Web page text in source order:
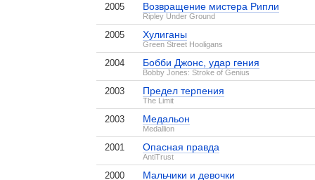
2005 Возвращение мистера Рипли
Ripley Under Ground
2005 Хулиганы
Green Street Hooligans
2004 Бобби Джонс, удар гения
Bobby Jones: Stroke of Genius
2003 Предел терпения
The Limit
2003 Медальон
Medallion
2001 Опасная правда
AntiTrust
2000 Мальчики и девочки